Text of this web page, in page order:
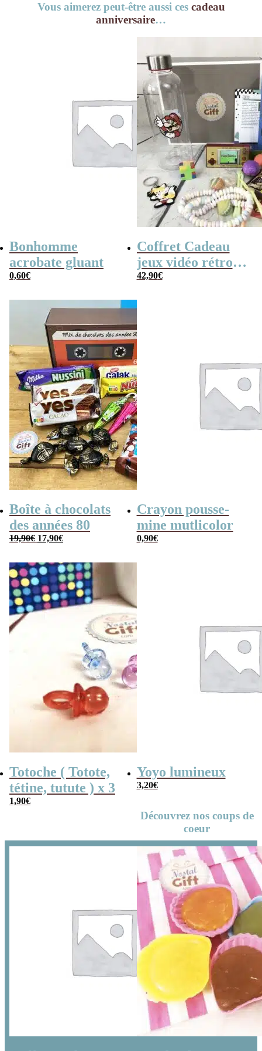
Vous aimerez peut-être aussi ces cadeau
anniversaire…
Bonhomme
acrobate gluant
0,60€
Coffret Cadeau
jeux vidéo rétro
(avec sa console de
42,90€
Boîte à chocolats
des années 80
19,90€ Le
prix
19,90€.
17,90€Le
prix
17,90€.
Crayon pousse-
mine mutlicolor
0,90€
Totoche ( Totote,
tétine, tutute ) x 3
1,90€
Yoyo lumineux
3,20€
Découvrez nos coups de
coeur